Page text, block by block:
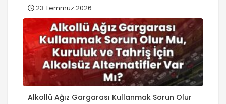
Pratik Yöntemler?
23 Temmuz 2026
Alkollü Ağız Gargarası Kullanmak Sorun Olur